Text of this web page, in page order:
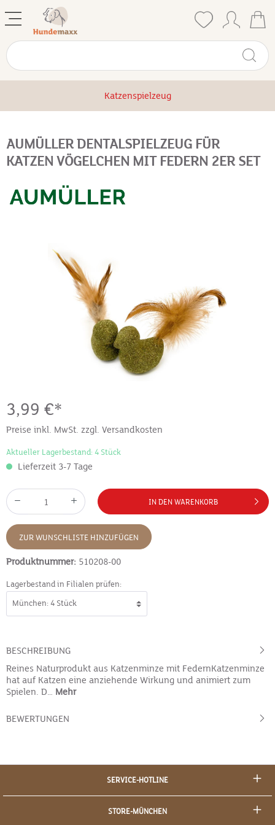
Katzenspielzeug
AUMÜLLER DENTALSPIELZEUG FÜR
KATZEN VÖGELCHEN MIT FEDERN 2ER SET
3,99 €*
Preise inkl. MwSt. zzgl. Versandkosten
Aktueller Lagerbestand: 4 Stück
Lieferzeit 3-7 Tage
IN DEN WARENKORB
ZUR WUNSCHLISTE HINZUFÜGEN
Produktnummer: 510208-00
Lagerbestand in Filialen prüfen:
BESCHREIBUNG
Reines Naturprodukt aus Katzenminze mit FedernKatzenminze
hat auf Katzen eine anziehende Wirkung und animiert zum
Spielen. D… Mehr
BEWERTUNGEN
SERVICE-HOTLINE
STORE-MÜNCHEN